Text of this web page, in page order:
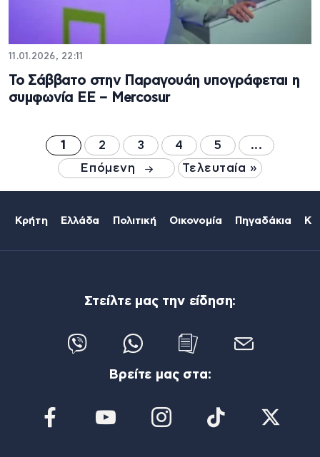
11.01.2026, 22:11
Το Σάββατο στην Παραγουάη υπογράφεται η
συμφωνία ΕΕ – Mercosur
1 2 3 4 5
...
Επόμενη
Τελευταία »
Κρήτη Ελλάδα Πολιτική Οικονομία Πηγαδάκια
Στείλτε μας την είδηση:
Βρείτε μας στα: